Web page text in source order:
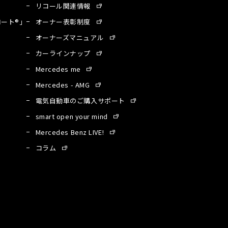
ト®」
リコール関連情報
オーナー表彰制度
オーナーズマニュアル
カーラインナップ
Mercedes me
Mercedes - AMG
電気自動車のご購入サポート
smart open your mind
Mercedes Benz LIVE!
コラム